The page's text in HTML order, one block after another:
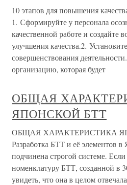
10 этапов для повышения
1. Сформируйте у персонала
качественной работе и создайте
улучшения качества.2.
совершенствования
организацию, которая будет
ОБЩАЯ
ЯПОНСКОЙ БТТ
ОБЩАЯ ХАРАКТЕРИСТИКА
Разработка БТТ и её элементов
подчинена строгой системе. Если
номенклатуру БТТ, созданной в
увидеть, что она в целом